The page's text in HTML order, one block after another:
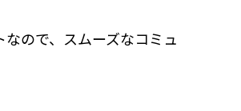
ので、スムーズなコミュ